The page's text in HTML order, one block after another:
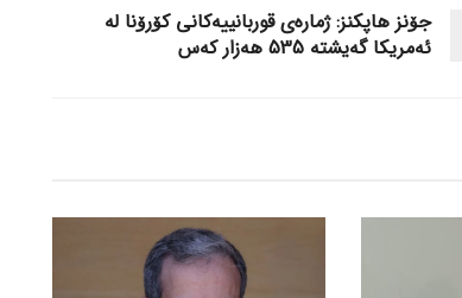
جۆنز هاپکنز: ژمارەی قوربانییەکانی کۆرۆنا لە
ئەمریکا گەیشتە 535 هەزار کەس